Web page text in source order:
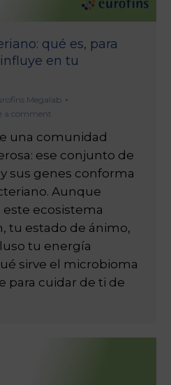
qué es, para
en tu
Megalab
a comment
una comunidad
ese conjunto de
sus genes conforma
Aunque
este ecosistema
tu estado de ánimo,
tu energía
sirve el microbioma
para cuidar de ti de